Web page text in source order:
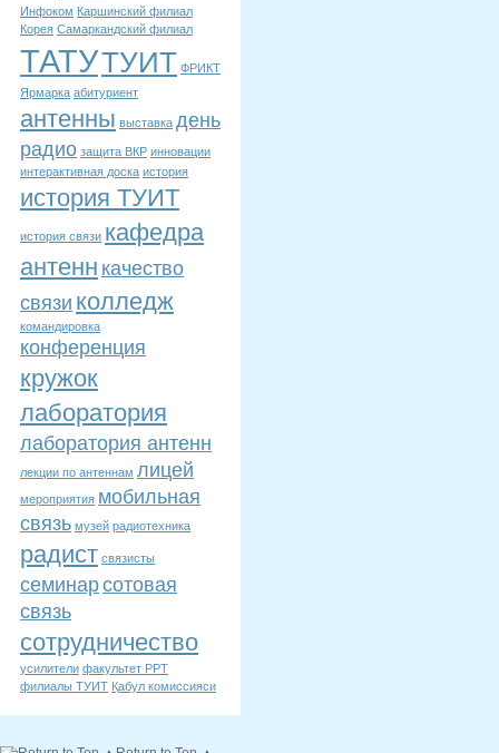
Инфоком Каршинский филиал
Корея Самаркандский филиал
ТАТУТУИТ ФРИКТ
Ярмарка абитуриент
антенны выставка день
радио защита ВКР инновации
интерактивная доска история
история ТУИТ
история связи кафедра
антенн качество
связи колледж
командировка
конференция
кружок
лаборатория
лаборатория антенн
лекции по антеннам лицей
мероприятия мобильная
связь музей радиотехника
радист связисты
семинарсотовая
связь
сотрудничество
усилители факультет РРТ
филиалы ТУИТ Қабул комиссияси